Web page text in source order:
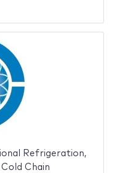
Refrigeration,
Chain